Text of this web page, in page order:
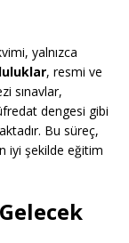
yalnızca
, resmi ve
sınavlar,
dengesi gibi
Bu süreç,
iyi şekilde eğitim